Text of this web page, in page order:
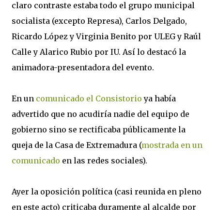
claro contraste estaba todo el grupo municipal
socialista (excepto Represa), Carlos Delgado,
Ricardo López y Virginia Benito por ULEG y Raúl
Calle y Alarico Rubio por IU. Así lo destacó la
animadora-presentadora del evento.
En un comunicado el Consistorio ya había
advertido que no acudiría nadie del equipo de
gobierno sino se rectificaba públicamente la
queja de la Casa de Extremadura (mostrada en un
comunicado en las redes sociales).
Ayer la oposición política (casi reunida en pleno
en este acto) criticaba duramente al alcalde por